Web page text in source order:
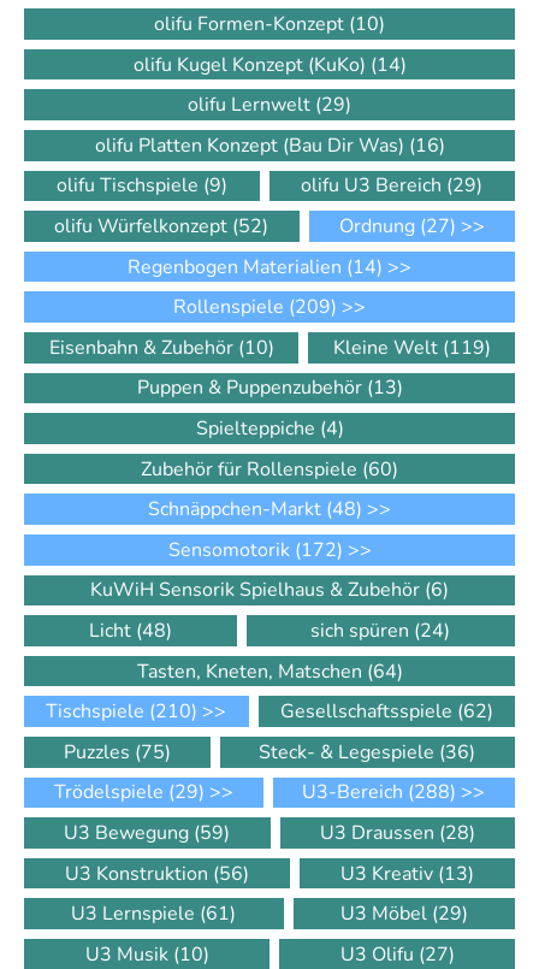
olifu Formen-Konzept (10)
olifu Kugel Konzept (KuKo) (14)
olifu Lernwelt (29)
olifu Platten Konzept (Bau Dir Was) (16)
olifu Tischspiele (9) olifu U3 Bereich (29)
olifu Würfelkonzept (52) Ordnung (27) >>
Regenbogen Materialien (14) >>
Rollenspiele (209) >>
Eisenbahn & Zubehör (10) Kleine Welt (119)
Puppen & Puppenzubehör (13)
Spielteppiche (4)
Zubehör für Rollenspiele (60)
Schnäppchen-Markt (48) >>
Sensomotorik (172) >>
KuWiH Sensorik Spielhaus & Zubehör (6)
Licht (48) sich spüren (24)
Tasten, Kneten, Matschen (64)
Tischspiele (210) >> Gesellschaftsspiele (62)
Puzzles (75) Steck- & Legespiele (36)
Trödelspiele (29) >> U3-Bereich (288) >>
U3 Bewegung (59) U3 Draussen (28)
U3 Konstruktion (56) U3 Kreativ (13)
U3 Lernspiele (61) U3 Möbel (29)
U3 Musik (10) U3 Olifu (27)